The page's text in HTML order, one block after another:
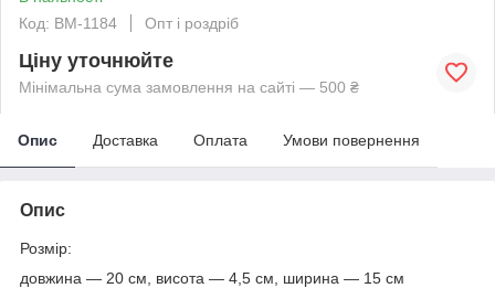
Код: BM-1184
Опт і роздріб
Ціну уточнюйте
Мінімальна сума замовлення на сайті — 500 ₴
Опис Доставка Оплата Умови повернення
Опис
Розмір:
довжина — 20 см, висота — 4,5 см, ширина — 15 см